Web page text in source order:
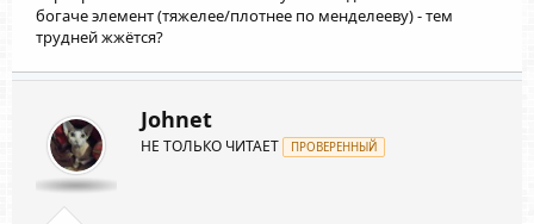
богаче элемент (тяжелее/плотнее по менделееву) - тем
трудней жжётся?
Johnet
НЕ ТОЛЬКО ЧИТАЕТ ПРОВЕРЕННЫЙ